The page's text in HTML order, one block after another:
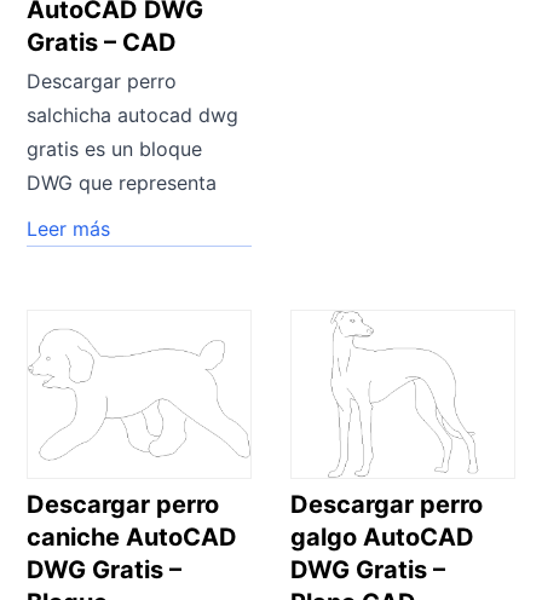
AutoCAD DWG
Gratis – CAD
Descargar perro
salchicha autocad dwg
gratis es un bloque
DWG que representa
Leer más
Descargar perro
caniche AutoCAD
DWG Gratis –
Descargar perro
galgo AutoCAD
DWG Gratis –